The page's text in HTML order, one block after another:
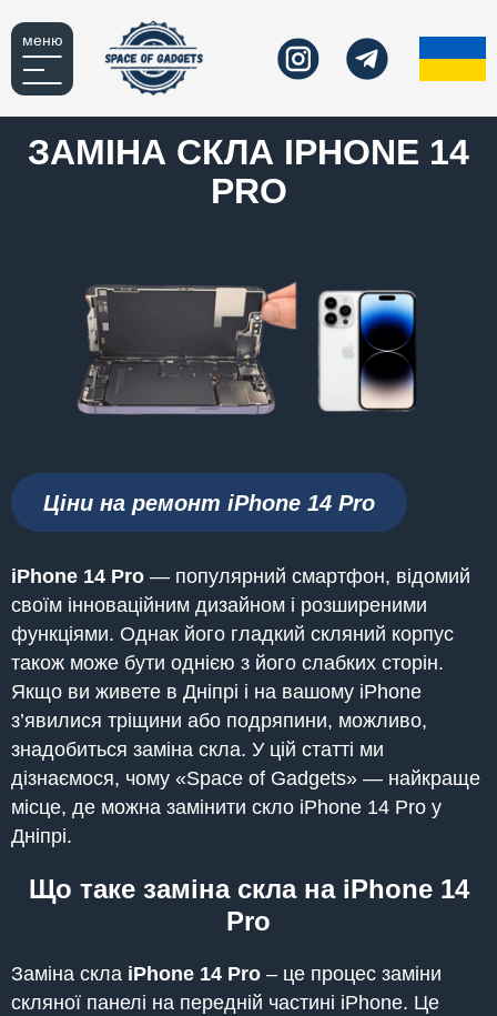
меню
ЗАМІНА СКЛА IPHONE 14
PRO
Ціни на ремонт iPhone 14 Pro
iPhone 14 Pro — популярний смартфон, відомий
своїм інноваційним дизайном і розширеними
функціями. Однак його гладкий скляний корпус
також може бути однією з його слабких сторін.
Якщо ви живете в Дніпрі і на вашому iPhone
з’явилися тріщини або подряпини, можливо,
знадобиться заміна скла. У цій статті ми
дізнаємося, чому «Space of Gadgets» — найкраще
місце, де можна замінити скло iPhone 14 Pro у
Дніпрі.
Що таке заміна скла на iPhone 14
Pro
Заміна скла iPhone 14 Pro – це процес заміни
скляної панелі на передній частині iPhone. Це